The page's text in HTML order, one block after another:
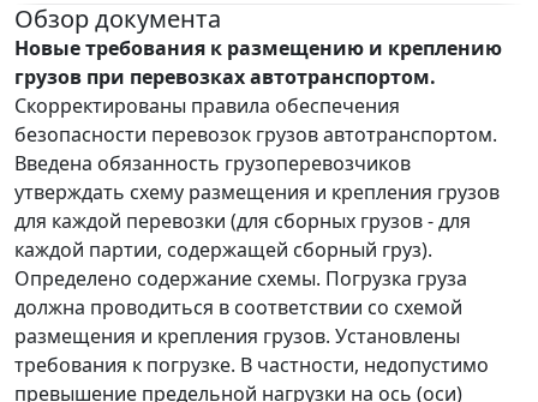
Обзор документа
Новые требования к размещению и креплению
грузов при перевозках автотранспортом.
Скорректированы правила обеспечения
безопасности перевозок грузов автотранспортом.
Введена обязанность грузоперевозчиков
утверждать схему размещения и крепления грузов
для каждой перевозки (для сборных грузов - для
каждой партии, содержащей сборный груз).
Определено содержание схемы. Погрузка груза
должна проводиться в соответствии со схемой
размещения и крепления грузов. Установлены
требования к погрузке. В частности, недопустимо
превышение предельной нагрузки на ось (оси)